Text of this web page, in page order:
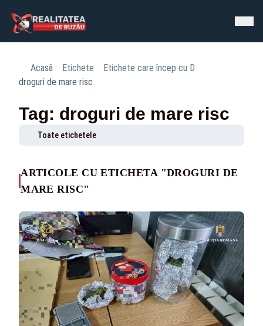
Acasă Etichete
Etichete care încep cu D
droguri de mare risc
Tag: droguri de mare risc
Toate etichetele
ARTICOLE CU ETICHETA "DROGURI DE
MARE RISC"